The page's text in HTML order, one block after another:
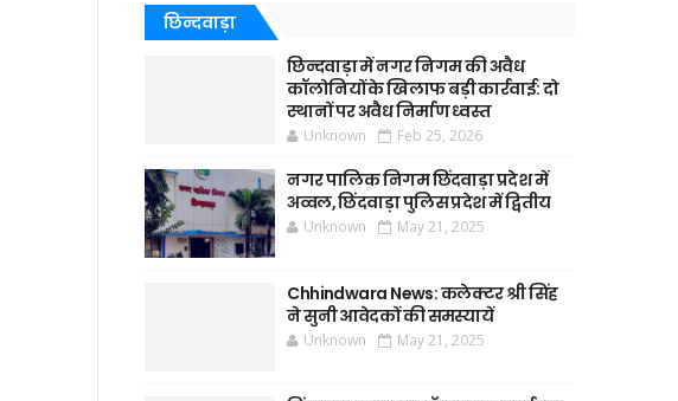
छिन्दवाड़ा
छिन्दवाड़ा में नगर निगम की अवैध
कॉलोनियों के खिलाफ बड़ी कार्रवाई: दो
स्थानों पर अवैध निर्माण ध्वस्त
Unknown Feb 25, 2026
नगर पालिक निगम छिंदवाड़ा प्रदेश में
अव्वल, छिंदवाड़ा पुलिस प्रदेश में द्वितीय
Unknown May 21, 2025
Chhindwara News: कलेक्टर श्री सिंह
ने सुनी आवेदकों की समस्यायें
Unknown May 21, 2025